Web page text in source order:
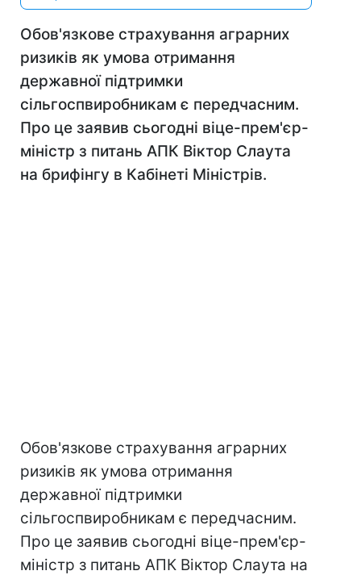
Обов'язкове страхування аграрних
ризиків як умова отримання
державної підтримки
сільгоспвиробникам є передчасним.
Про це заявив сьогодні віце-прем'єр-
міністр з питань АПК Віктор Слаута
на брифінгу в Кабінеті Міністрів.
Обов'язкове страхування аграрних
ризиків як умова отримання
державної підтримки
сільгоспвиробникам є передчасним.
Про це заявив сьогодні віце-прем'єр-
міністр з питань АПК Віктор Слаута на